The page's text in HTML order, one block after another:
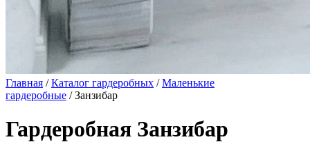
Главная /Каталог гардеробных /Маленькие
гардеробные / Занзибар
Гардеробная Занзибар